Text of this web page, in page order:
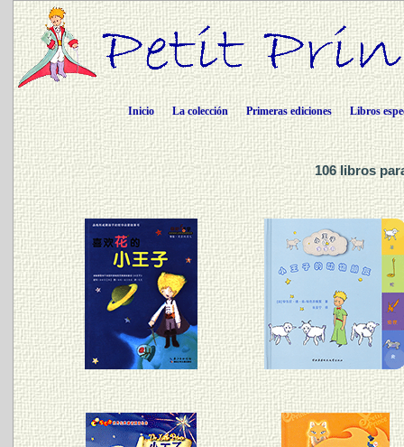
Inicio La colección Primeras ediciones Libros
106 libros